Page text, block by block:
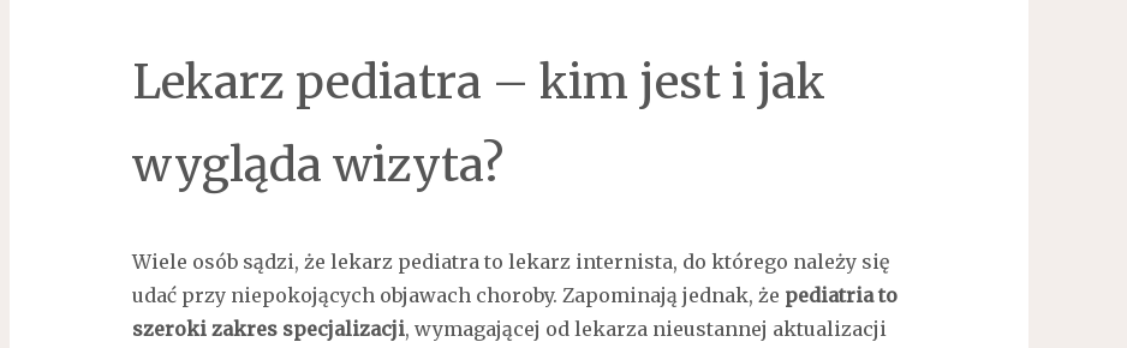
Lekarz pediatra – kim jest i jak
wygląda wizyta?
Wiele osób sądzi, że lekarz pediatra to lekarz internista, do którego należy się
udać przy niepokojących objawach choroby. Zapominają jednak, że pediatria to
szeroki zakres specjalizacji, wymagającej od lekarza nieustannej aktualizacji